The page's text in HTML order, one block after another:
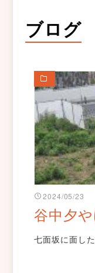
ブログ
2024/05/23
谷中夕
七面坂に面し